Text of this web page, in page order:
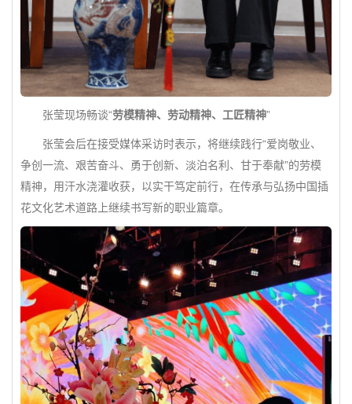
张莹现场畅谈“劳模精神、劳动精神、工匠精神”
张莹会后在接受媒体采访时表示，将继续践行“爱岗敬业、
争创一流、艰苦奋斗、勇于创新、淡泊名利、甘于奉献”的劳模
精神，用汗水浇灌收获，以实干笃定前行，在传承与弘扬中国插
花文化艺术道路上继续书写新的职业篇章。